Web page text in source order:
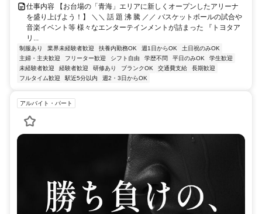
仕事内容 【お台場の「青海」エリアに新しくオープンしたアリーナ
を盛り上げよう！】 ＼＼ 話 題 沸 騰 ／／ バスケットボールの試合や
音楽イベント等 様々なエンターテインメントが詰まった 『トヨタア
リ...
制服あり 業界未経験者歓迎 扶養内勤務OK 週1日からOK
土日祝のみOK
主婦・主夫歓迎
フリーター歓迎 シフト自由 学歴不問 平日のみOK
学生歓迎
未経験者歓迎
経験者歓迎 研修あり ブランクOK 交通費支給
長期歓迎
フルタイム歓迎
駅近5分以内 週2・3日からOK
アルバイト・パート